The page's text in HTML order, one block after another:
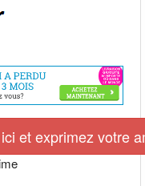
et exprimez votre